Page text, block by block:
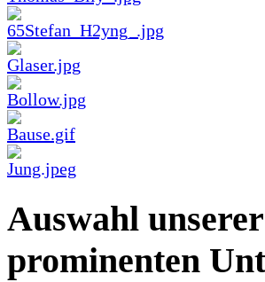
Auswahl
prominenten